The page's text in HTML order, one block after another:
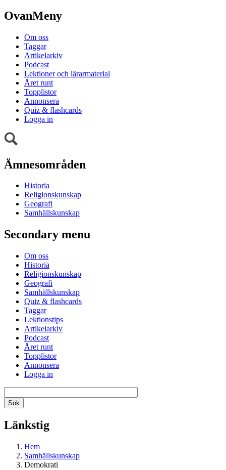
OvanMeny
Om oss
Taggar
Artikelarkiv
Podcast
Lektioner och lärarmaterial
Året runt
Topplistor
Annonsera
Quiz & flashcards
Logga in
Ämnesområden
Historia
Religionskunskap
Geografi
Samhällskunskap
Secondary menu
Om oss
Historia
Religionskunskap
Geografi
Samhällskunskap
Quiz & flashcards
Taggar
Lektionstips
Artikelarkiv
Podcast
Året runt
Topplistor
Annonsera
Logga in
Länkstig
Hem
Samhällskunskap
Demokrati